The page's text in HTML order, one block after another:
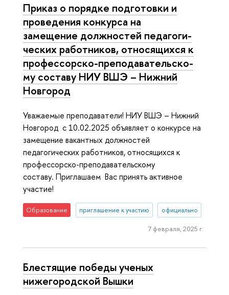
Приказ о порядке подготовки и
проведения конкурса на
замещение должностей пе­да­го­ги­
че­ских работников, относящихся к
про­фес­сор­ско-пре­по­да­ва­тель­ско­
му составу НИУ ВШЭ – Нижний
Новгород
Уважаемые преподаватели! НИУ ВШЭ – Нижний
Новгород с 10.02.2025 объявляет о конкурсе на
замещение вакантных должностей
педагогических работников, относящихся к
профессорско-преподавательскому
составу. Приглашаем Вас принять активное
участие!
Образование приглашение к участию официально
7 февраля, 2025 г.
Блестящие победы ученых
нижегородской Вышки